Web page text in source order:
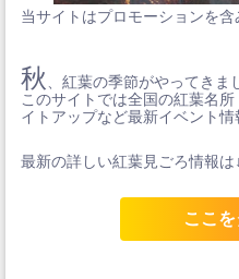
当サイトはプロモーションを含
秋
、紅葉の季節がやってきま
このサイトでは全国の紅葉名
イトアップなど最新イベント情
最新の詳しい紅葉見ごろ情報は
ここを